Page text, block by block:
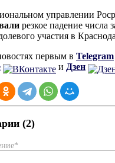
управлении
резкое падение числа
участия в
первым в Telegram
и Дзен
(2)